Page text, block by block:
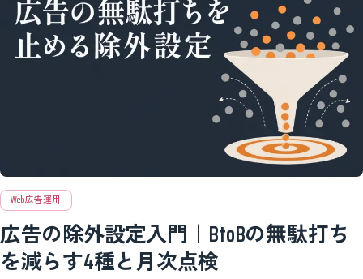
Web広告運用
広告の除外設定入門｜BtoBの無駄打ち
を減らす4種と月次点検